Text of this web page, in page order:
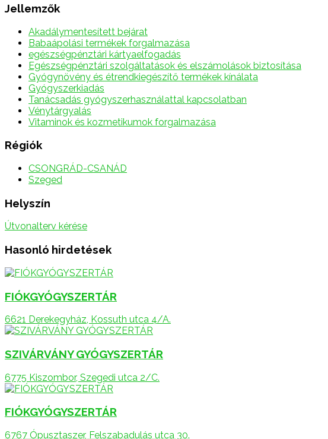
Jellemzők
Akadálymentesített bejárat
Babaápolási termékek forgalmazása
egészségpénztári kártyaelfogadás
Egészségpénztári szolgáltatások és elszámolások biztosítása
Gyógynövény és étrendkiegészítő termékek kínálata
Gyógyszerkiadás
Tanácsadás gyógyszerhasználattal kapcsolatban
Vénytárgyalás
Vitaminok és kozmetikumok forgalmazása
Régiók
CSONGRÁD-CSANÁD
Szeged
Helyszín
Útvonalterv kérése
Hasonló hirdetések
FIÓKGYÓGYSZERTÁR
6621 Derekegyház, Kossuth utca 4/A.
SZIVÁRVÁNY GYÓGYSZERTÁR
6775 Kiszombor, Szegedi utca 2/C.
FIÓKGYÓGYSZERTÁR
6767 Ópusztaszer, Felszabadulás utca 30.